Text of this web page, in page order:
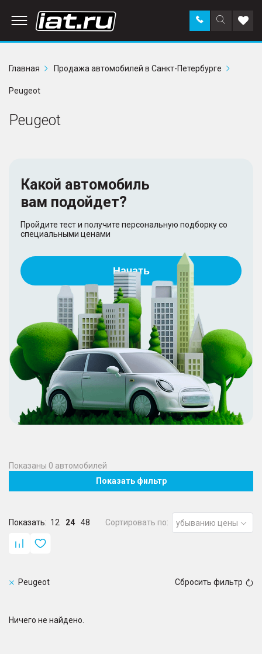
Поиск
по
Заказать
звонок в
Главная
Продажа автомобилей в Санкт-Петербурге
Peugeot
Peugeot
Какой автомобиль
вам подойдет?
Пройдите тест и получите персональную подборку со
специальными ценами
Начать
Показаны 0 автомобилей
Показать фильтр
Показать: 12 24 48 Сортировать по: убыванию цены
Peugeot Сбросить фильтр
Ничего не найдено.